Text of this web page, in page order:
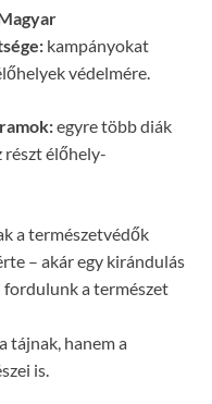
kampányokat
védelmére.
egyre több diák
részt élőhely-
a természetvédők
– akár egy kirándulás
fordulunk a természet
tájnak, hanem a
is.